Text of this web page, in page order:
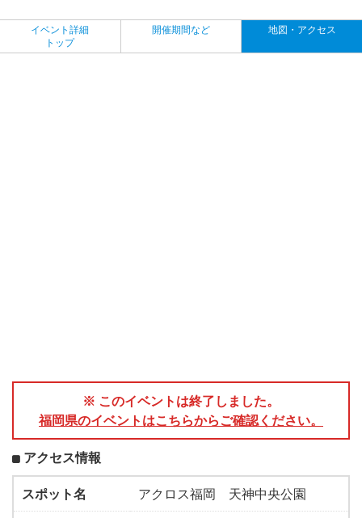
イベント詳細
トップ
開催期間など 地図・アクセス
※ このイベントは終了しました。
福岡県のイベントはこちらからご確認ください。
アクセス情報
スポット名
アクロス福岡 天神中央公園